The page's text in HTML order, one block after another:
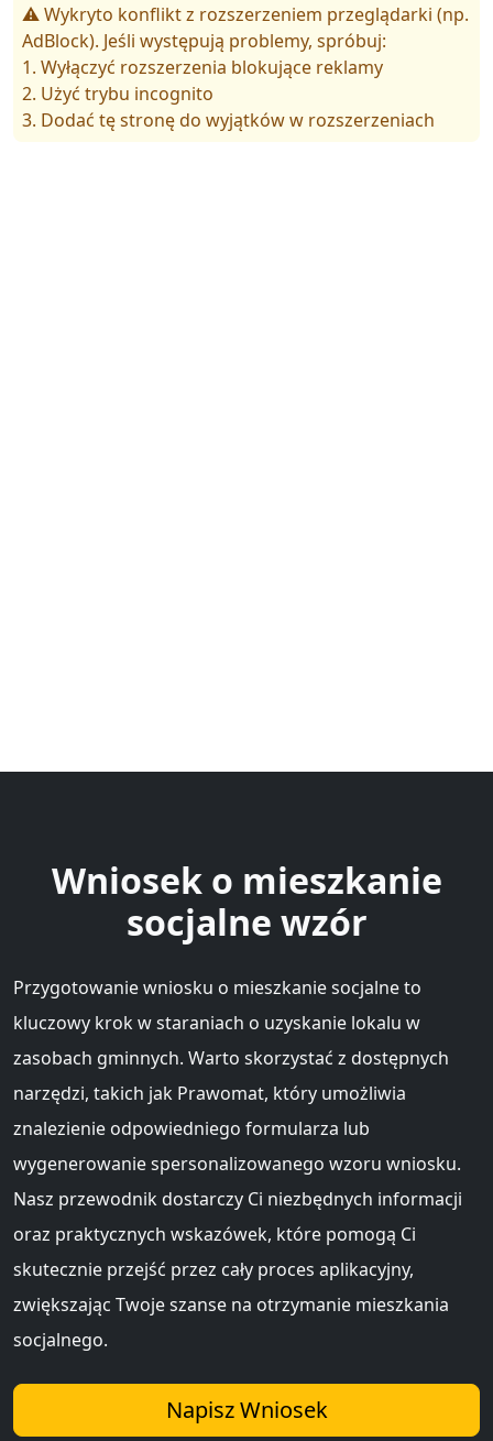
⚠️ Wykryto konflikt z rozszerzeniem przeglądarki (np.
AdBlock). Jeśli występują problemy, spróbuj:
1. Wyłączyć rozszerzenia blokujące reklamy
2. Użyć trybu incognito
3. Dodać tę stronę do wyjątków w rozszerzeniach
Wniosek o mieszkanie
socjalne wzór
Przygotowanie wniosku o mieszkanie socjalne to
kluczowy krok w staraniach o uzyskanie lokalu w
zasobach gminnych. Warto skorzystać z dostępnych
narzędzi, takich jak Prawomat, który umożliwia
znalezienie odpowiedniego formularza lub
wygenerowanie spersonalizowanego wzoru wniosku.
Nasz przewodnik dostarczy Ci niezbędnych informacji
oraz praktycznych wskazówek, które pomogą Ci
skutecznie przejść przez cały proces aplikacyjny,
zwiększając Twoje szanse na otrzymanie mieszkania
socjalnego.
Napisz Wniosek